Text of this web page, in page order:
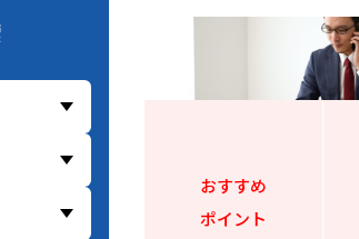
おすすめ
ポイント